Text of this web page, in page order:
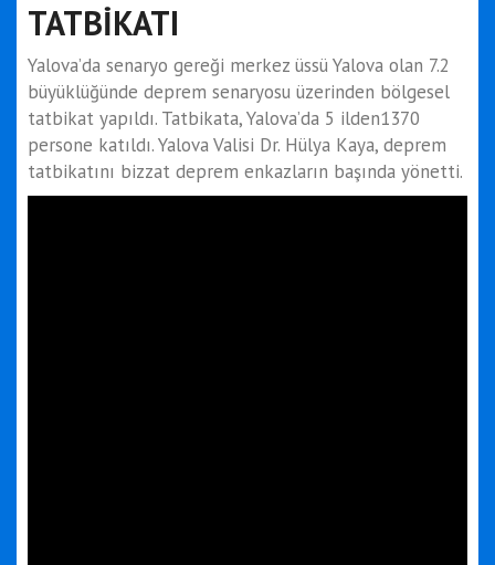
TATBİKATI
Yalova’da senaryo gereği merkez üssü Yalova olan 7.2
büyüklüğünde deprem senaryosu üzerinden bölgesel
tatbikat yapıldı. Tatbikata, Yalova’da 5 ilden1370
persone katıldı. Yalova Valisi Dr. Hülya Kaya, deprem
tatbikatını bizzat deprem enkazların başında yönetti.